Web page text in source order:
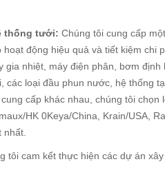
thống tưới: Chúng tôi cung cấp
động hiệu quả và tiết kiệm chi
nhiệt, máy điện phân, bơm
loại đầu phun nước, hệ thống
cấp khác nhau, chúng tôi chọn
HK 0Keya/China, Krain/USA,
tôi cam kết thực hiện các dự án